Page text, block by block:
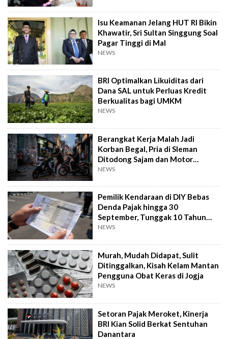
Isu Keamanan Jelang HUT RI Bikin
Khawatir, Sri Sultan Singgung Soal
Pagar Tinggi di Mal
NEWS
BRI Optimalkan Likuiditas dari
Dana SAL untuk Perluas Kredit
Berkualitas bagi UMKM
NEWS
Berangkat Kerja Malah Jadi
Korban Begal, Pria di Sleman
Ditodong Sajam dan Motor
Digasak
NEWS
Pemilik Kendaraan di DIY Bebas
Denda Pajak hingga 30
September, Tunggak 10 Tahun
Cukup Bayar 5 Tahun
NEWS
Murah, Mudah Didapat, Sulit
Ditinggalkan, Kisah Kelam Mantan
Pengguna Obat Keras di Jogja
NEWS
Setoran Pajak Meroket, Kinerja
BRI Kian Solid Berkat Sentuhan
Danantara